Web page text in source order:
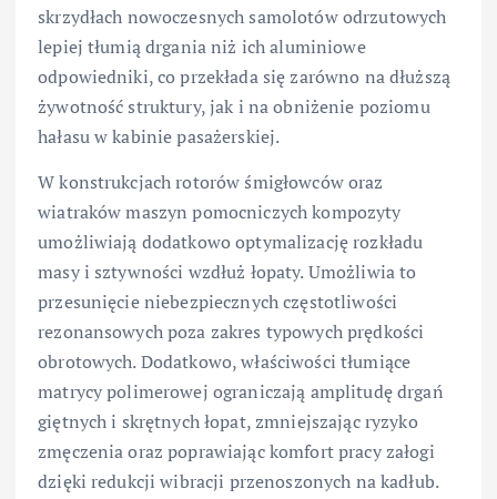
skrzydłach nowoczesnych samolotów odrzutowych
lepiej tłumią drgania niż ich aluminiowe
odpowiedniki, co przekłada się zarówno na dłuższą
żywotność struktury, jak i na obniżenie poziomu
hałasu w kabinie pasażerskiej.
W konstrukcjach rotorów śmigłowców oraz
wiatraków maszyn pomocniczych kompozyty
umożliwiają dodatkowo optymalizację rozkładu
masy i sztywności wzdłuż łopaty. Umożliwia to
przesunięcie niebezpiecznych częstotliwości
rezonansowych poza zakres typowych prędkości
obrotowych. Dodatkowo, właściwości tłumiące
matrycy polimerowej ograniczają amplitudę drgań
giętnych i skrętnych łopat, zmniejszając ryzyko
zmęczenia oraz poprawiając komfort pracy załogi
dzięki redukcji wibracji przenoszonych na kadłub.